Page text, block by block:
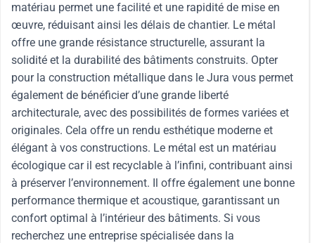
matériau permet une facilité et une rapidité de mise en
œuvre, réduisant ainsi les délais de chantier. Le métal
offre une grande résistance structurelle, assurant la
solidité et la durabilité des bâtiments construits. Opter
pour la construction métallique dans le Jura vous permet
également de bénéficier d’une grande liberté
architecturale, avec des possibilités de formes variées et
originales. Cela offre un rendu esthétique moderne et
élégant à vos constructions. Le métal est un matériau
écologique car il est recyclable à l’infini, contribuant ainsi
à préserver l’environnement. Il offre également une bonne
performance thermique et acoustique, garantissant un
confort optimal à l’intérieur des bâtiments. Si vous
recherchez une entreprise spécialisée dans la